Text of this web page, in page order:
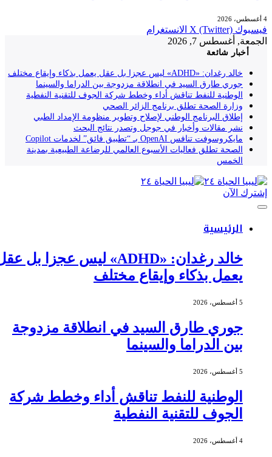
فيسبوك X (Twitter) الانستغرام
الجمعة, أغسطس 7, 2026
أخبار شائعة
خالد رغدان: «ADHD» ليس عجزا بل عقل يعمل بذكاء وإيقاع مختلف
جوري طارق السيد في انطلاقة مزدوجة بين الدراما والسينما
الوطنية للنفط تناقش أداء وخطط شركة الجوف للتقنية النفطية
وزارة الصحة تطلق برنامج الزائر الصحي
إطلاق البرنامج الوطني لإصلاح وتطوير منظومة الإمداد الطبي
نشر مقالات وأخبار في جوجل وتصدر نتائج البحث
مايكروسوفت تنافس OpenAI بـ “تطبيق فائق” لخدمات Copilot
الصحة تطلق فعاليات الأسبوع العالمي للرضاعة الطبيعية بمدينة
الخمس
إشترك الآن
الرئيسية
خالد رغدان: «ADHD» ليس عجزا بل عقل
يعمل بذكاء وإيقاع مختلف
جوري طارق السيد في انطلاقة مزدوجة
بين الدراما والسينما
الوطنية للنفط تناقش أداء وخطط شركة
الجوف للتقنية النفطية